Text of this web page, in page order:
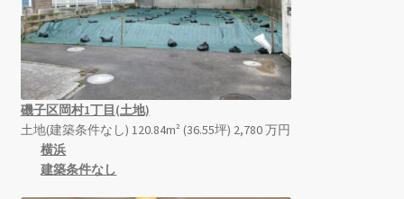
磯子区岡村1丁目(土地)
土地(建築条件なし) 120.84m² (36.55坪) 2,780万円
横浜
建築条件なし